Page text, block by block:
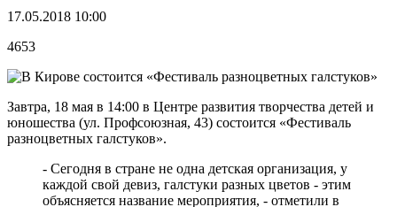
17.05.2018 10:00
4653
Завтра, 18 мая в 14:00 в Центре развития творчества детей и
юношества (ул. Профсоюзная, 43) состоится «Фестиваль
разноцветных галстуков».
- Сегодня в стране не одна детская организация, у
каждой свой девиз, галстуки разных цветов - этим
объясняется название мероприятия, - отметили в